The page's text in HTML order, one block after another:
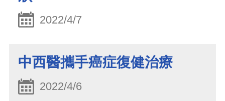
2022/4/7
中西醫攜手癌症復健治療
2022/4/6